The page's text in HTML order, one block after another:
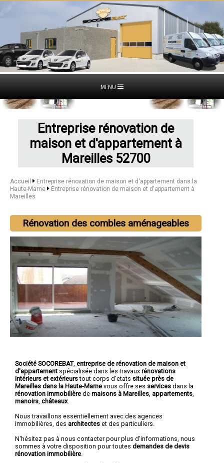
MENU
Entreprise rénovation de
maison et d'appartement à
Mareilles 52700
Accueil
Entreprise rénovation de maison et d'appartement dans la
Haute-Marne
Entreprise rénovation de maison et d'appartement à
Mareilles
Rénovation des combles aménageables
Société SOCOREBAT, entreprise de rénovation de maison et
d'appartement spécialisée dans les travaux rénovations
intérieurs et extérieurstout corps d'etats située près de
Mareilles dans la Haute-Marne vous offre ses services dans la
rénovation immobilière de maisons à Mareilles appartements
manoirs châteaux.
Nous travaillons essentiellement avec des agences
immobilières, des architectes et des particuliers.
N'hésitez pas à nous contacter pour plus d'informations, nous
sommes à votre disposition pour toutes demandes de devis
rénovation immobilière